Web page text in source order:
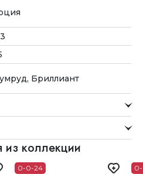
Бриллиант
заказы максимально
до вашей двери в
тщательную проверку
из коллекции
0-0-24